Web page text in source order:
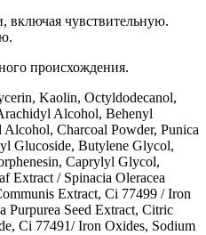
включая чувствительную.
происхождения.
Kaolin, Octyldodecanol,
Alcohol, Behenyl
Charcoal Powder, Punica
Glucoside, Butylene Glycol,
Caprylyl Glycol,
Extract / Spinacia Oleracea
Extract, Ci 77499 / Iron
Purpurea Seed Extract, Citric
Ci 77491/ Iron Oxides, Sodium